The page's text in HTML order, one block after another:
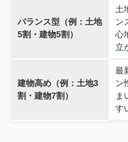
バランス型（例：土地
5割・建物5割）
土
ン
心
立
建物高め（例：土地3
割・建物7割）
最
ン
ま
す